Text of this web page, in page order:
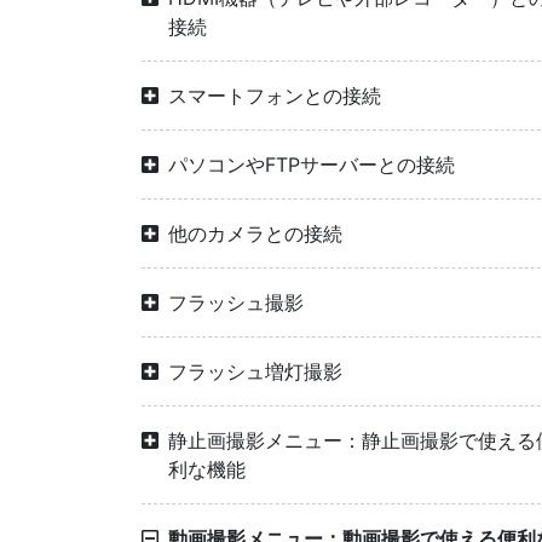
接続
スマートフォンとの接続
パソコンやFTPサーバーとの接続
他のカメラとの接続
フラッシュ撮影
フラッシュ増灯撮影
静止画撮影メニュー：静止画撮影で使える
利な機能